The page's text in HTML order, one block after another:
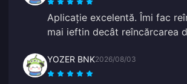
Aplicație excelentă. Îmi fac
mai ieftin decât reîncărcarea
YOZER BNK2026/08/03